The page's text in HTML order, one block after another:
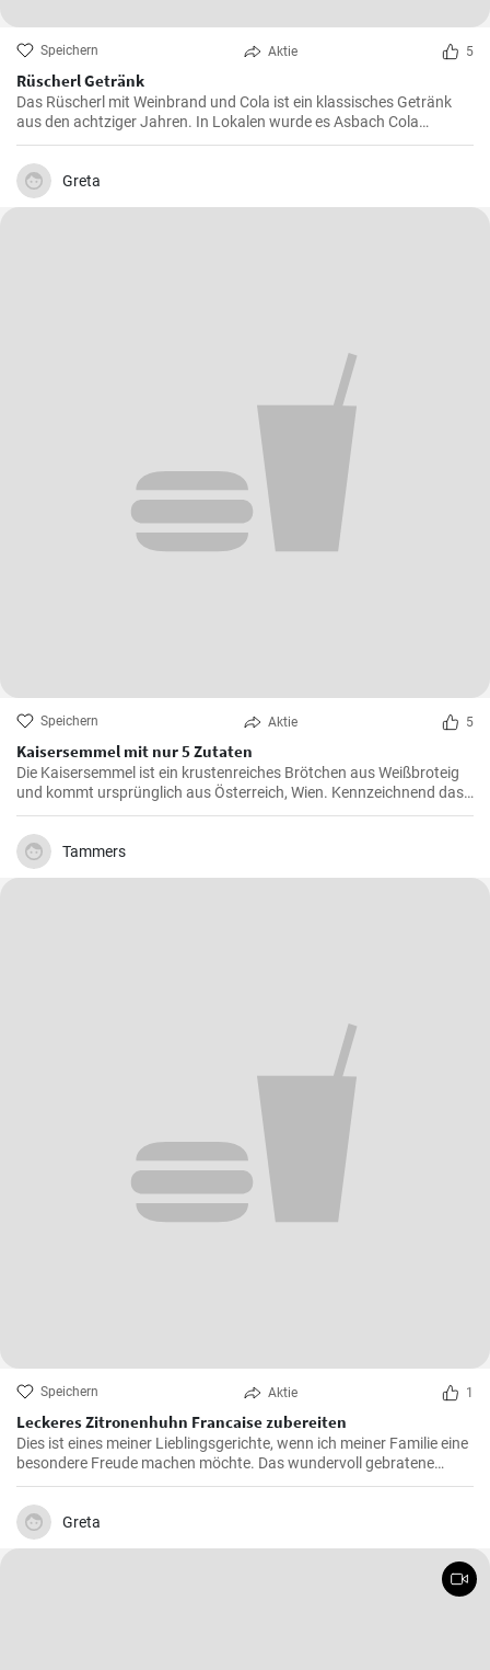
Speichern Aktie 5
Rüscherl Getränk
Das Rüscherl mit Weinbrand und Cola ist ein klassisches Getränk
aus den achtziger Jahren. In Lokalen wurde es Asbach Cola
genannt nach dem bekannten Weinbrand. Mischen sie es selber
zuhause !
Greta
Speichern Aktie 5
Kaisersemmel mit nur 5 Zutaten
Die Kaisersemmel ist ein krustenreiches Brötchen aus Weißbroteig
und kommt ursprünglich aus Österreich, Wien. Kennzeichnend das
sternförmige Muster auf der Semmel durch Falten des Teigstücks
und natürlich mit Hefeteig gebacken.
Tammers
Speichern Aktie 1
Leckeres Zitronenhuhn Francaise zubereiten
Dies ist eines meiner Lieblingsgerichte, wenn ich meiner Familie eine
besondere Freude machen möchte. Das wundervoll gebratene
Hähnchen, mariniert in cremigem Eierteig und überzogen mit einer
zitronigen Sauce, ist immer wieder beeindruckend. Glauben Sie mir,
wenn Sie dieses schmackhafte Chicken Francaise einmal probiert
haben, werden Sie es in Ihre Liste der Lieblingsrezepte aufnehmen.
Greta